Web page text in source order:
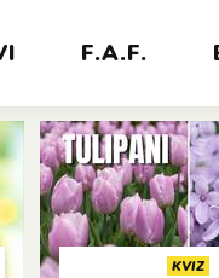
F.A.F.
KVIZ